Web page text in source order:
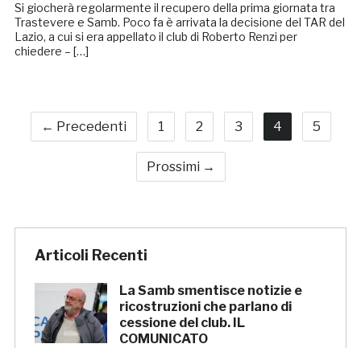
Si giocherà regolarmente il recupero della prima giornata tra
Trastevere e Samb. Poco fa è arrivata la decisione del TAR del
Lazio, a cui si era appellato il club di Roberto Renzi per
chiedere – […]
← Precedenti 1 2 3 4 5
Prossimi →
Articoli Recenti
La Samb smentisce notizie e
ricostruzioni che parlano di
cessione del club. IL
COMUNICATO